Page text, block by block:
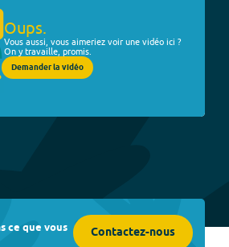
Oups.
Vous aussi, vous aimeriez voir une vidéo ici ?
On y travaille, promis.
Demander la vidéo
ce que vous Contactez-nous